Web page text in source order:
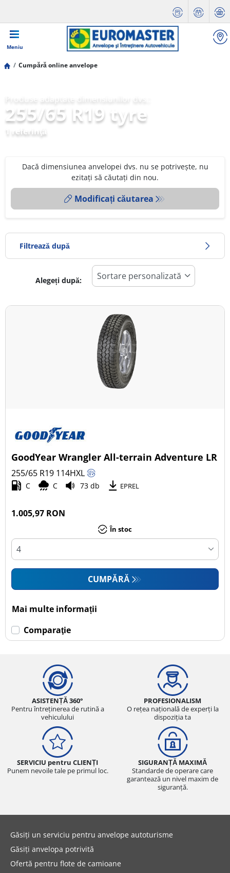
Meniu
Cumpără online anvelope
255/65 R19 tyre
1 referinţă
Dacă dimensiunea anvelopei dvs. nu se potrivește, nu
ezitați să căutați din nou.
Modificați căutarea
Filtrează după
Toate tipurile (1)
Tip autovehicul
Toate tipurile (1)
Autoturism (0)
SUV (1)
Camionetă (0)
Rulotă autopropulsată (0)
Alegeți după:
GoodYear Wrangler All-terrain Adventure LR
255/65 R19 114HXL
C C 73 db EPREL
1.005,97 RON
În stoc
CUMPĂRĂ
Mai multe informații
Comparaţie
ASISTENȚĂ 360°
Pentru întreținerea de rutină a
vehiculului
PROFESIONALISM
O rețea națională de experți la
dispoziția ta
SERVICIU pentru CLIENȚI
Punem nevoile tale pe primul loc.
SIGURANȚĂ MAXIMĂ
Standarde de operare care
garantează un nivel maxim de
siguranță.
Găsiți un serviciu pentru anvelope autoturisme
Găsiți anvelopa potrivită
Ofertă pentru flote de camioane